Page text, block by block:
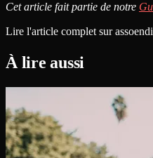
Cet article fait partie de notre
Lire l'article complet sur
À lire aussi